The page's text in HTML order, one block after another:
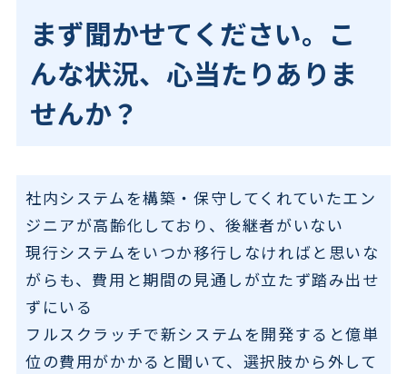
まず聞かせてください。こ
んな状況、心当たりありま
せんか？
社内システムを構築・保守してくれていたエン
ジニアが高齢化しており、後継者がいない
現行システムをいつか移行しなければと思いな
がらも、費用と期間の見通しが立たず踏み出せ
ずにいる
フルスクラッチで新システムを開発すると億単
位の費用がかかると聞いて、選択肢から外して